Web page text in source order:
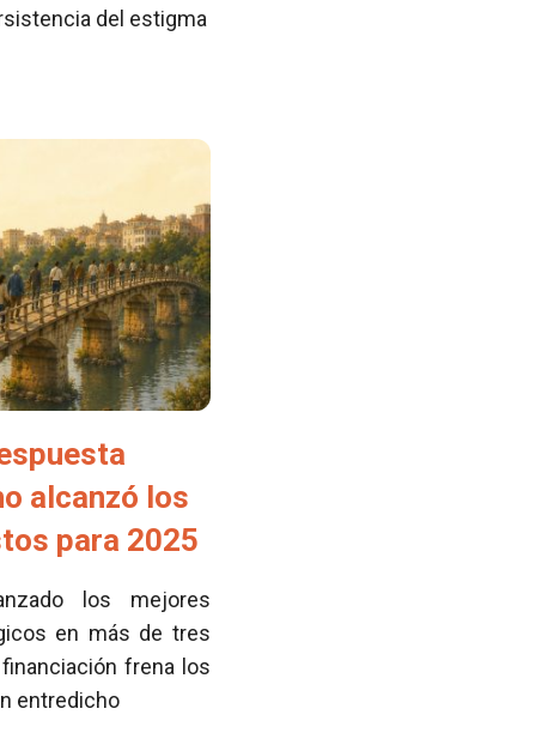
del estigma
alcanzó los
para 2025
los mejores
en más de tres
frena los
entredicho